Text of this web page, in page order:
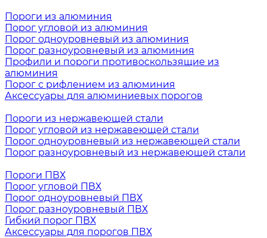
Пороги из алюминия
Порог угловой из алюминия
Порог одноуровневый из алюминия
Порог разноуровневый из алюминия
Профили и пороги противоскользящие из
алюминия
Порог с рифлением из алюминия
Аксессуары для алюминиевых порогов
Пороги из нержавеющей стали
Порог угловой из нержавеющей стали
Порог одноуровневый из нержавеющей стали
Порог разноуровневый из нержавеющей стали
Пороги ПВХ
Порог угловой ПВХ
Порог одноуровневый ПВХ
Порог разноуровневый ПВХ
Гибкий порог ПВХ
Аксессуары для порогов ПВХ